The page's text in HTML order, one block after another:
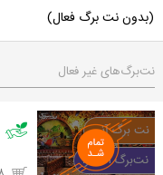
(بدون نت برگ فعال)
نت‌برگ‌های غیر فعال